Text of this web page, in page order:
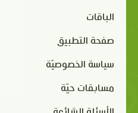
الباقات
صفحة التطبيق
سياسة الخصوصيّة
مسابقات حيّة